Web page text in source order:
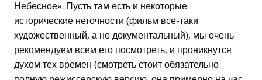
Небесное». Пусть там есть и некоторые
исторические неточности (фильм все-таки
художественный, а не документальный), мы очень
рекомендуем всем его посмотреть, и проникнутся
духом тех времен (смотреть стоит обязательно